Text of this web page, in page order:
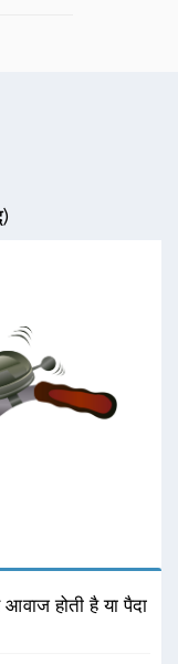
होती है या पैदा